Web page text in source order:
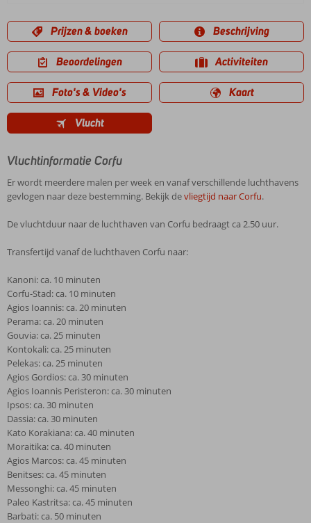
Prijzen & boeken Beschrijving
Beoordelingen Activiteiten
Foto's & Video's Kaart
Vlucht
Vluchtinformatie Corfu
Er wordt meerdere malen per week en vanaf verschillende luchthavens
gevlogen naar deze bestemming. Bekijk devliegtijd naar Corfu.
De vluchtduur naar de luchthaven van Corfu bedraagt ca 2.50 uur.
Transfertijd vanaf de luchthaven Corfu naar:
Kanoni: ca. 10 minuten
Corfu-Stad: ca. 10 minuten
Agios Ioannis: ca. 20 minuten
Perama: ca. 20 minuten
Gouvia: ca. 25 minuten
Kontokali: ca. 25 minuten
Pelekas: ca. 25 minuten
Agios Gordios: ca. 30 minuten
Agios Ioannis Peristeron: ca. 30 minuten
Ipsos: ca. 30 minuten
Dassia: ca. 30 minuten
Kato Korakiana: ca. 40 minuten
Moraitika: ca. 40 minuten
Agios Marcos: ca. 45 minuten
Benitses: ca. 45 minuten
Messonghi: ca. 45 minuten
Paleo Kastritsa: ca. 45 minuten
Barbati: ca. 50 minuten